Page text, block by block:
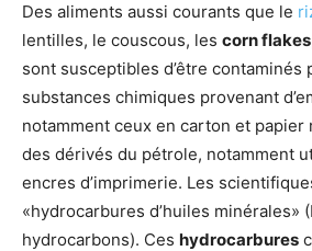
Des aliments aussi courants que le
lentilles, le couscous, les corn flakes
sont susceptibles d’être contaminés
substances chimiques provenant
notamment ceux en carton et papier
des dérivés du pétrole, notamment
encres d’imprimerie. Les
«hydrocarbures d’huiles minérales»
hydrocarbons). Ces hydrocarbures